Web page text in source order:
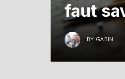
faut
BY GABIN